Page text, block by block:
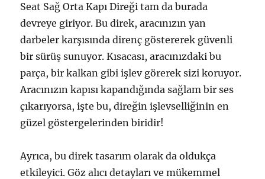
Seat Sağ Orta Kapı Direği tam da burada
devreye giriyor. Bu direk, aracınızın yan
darbeler karşısında direnç göstererek güvenli
bir sürüş sunuyor. Kısacası, aracınızdaki bu
parça, bir kalkan gibi işlev görerek sizi koruyor.
Aracınızın kapısı kapandığında sağlam bir ses
çıkarıyorsa, işte bu, direğin işlevselliğinin en
güzel göstergelerinden biridir!
Ayrıca, bu direk tasarım olarak da oldukça
etkileyici. Göz alıcı detayları ve mükemmel